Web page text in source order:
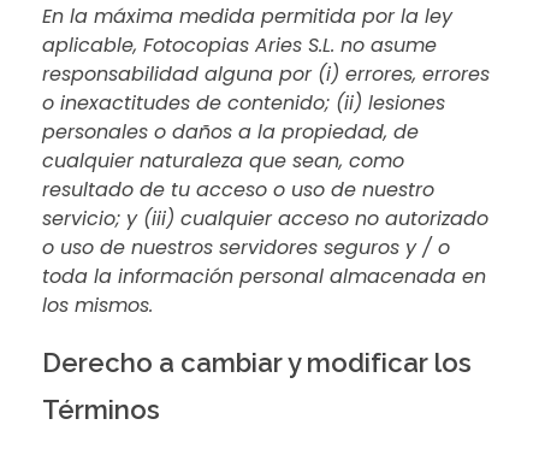
En la máxima medida permitida por la ley
aplicable, Fotocopias Aries S.L. no asume
responsabilidad alguna por (i) errores, errores
o inexactitudes de contenido; (ii) lesiones
personales o daños a la propiedad, de
cualquier naturaleza que sean, como
resultado de tu acceso o uso de nuestro
servicio; y (iii) cualquier acceso no autorizado
o uso de nuestros servidores seguros y / o
toda la información personal almacenada en
los mismos.
Derecho a cambiar y modificar los
Términos